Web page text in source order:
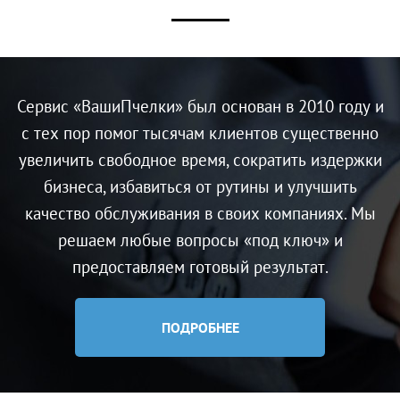
Сервис «ВашиПчелки» был основан в 2010 году и
с тех пор помог тысячам клиентов существенно
увеличить свободное время, сократить издержки
бизнеса, избавиться от рутины и улучшить
качество обслуживания в своих компаниях. Мы
решаем любые вопросы «под ключ» и
предоставляем готовый результат.
ПОДРОБНЕЕ